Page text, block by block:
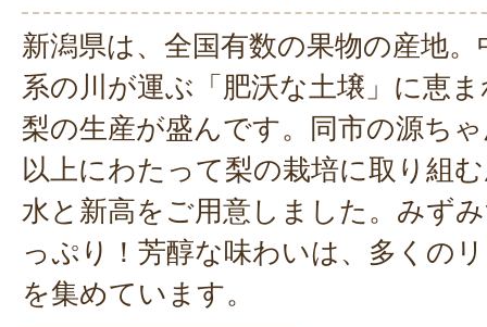
新潟県は、全国有数の果物の産地
系の川が運ぶ「肥沃な土壌」に恵
梨の生産が盛んです。同市の源ち
以上にわたって梨の栽培に取り組
水と新高をご用意しました。みず
っぷり！芳醇な味わいは、多くの
を集めています。